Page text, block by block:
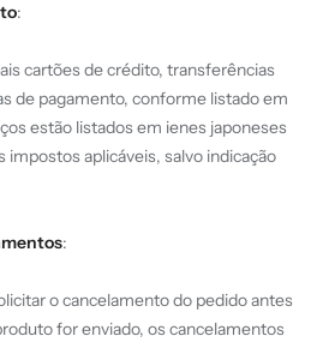
:
cartões de crédito, transferências
de pagamento, conforme listado em
estão listados em ienes japoneses
impostos aplicáveis, salvo indicação
:
o cancelamento do pedido antes
for enviado, os cancelamentos